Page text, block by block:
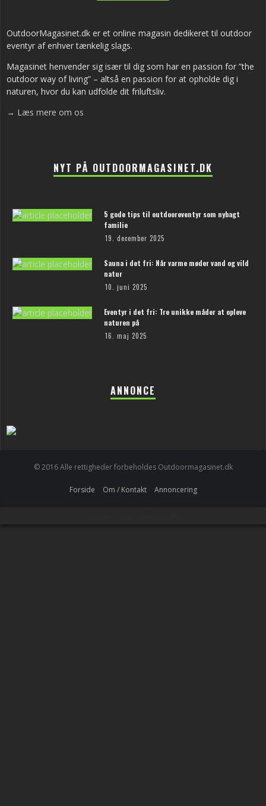
OutdoorMagasinet.dk er et online magasin dedikeret til outdoor
eventyr af enhver tænkelig slags.
Magasinet henvender sig især til dig som har en passion for ”the
outdoor way of living” – altså en passion for at opholde dig i
naturen, hvor du kan udfolde dit friluftsliv.
→ Læs mere om os
NYT PÅ OUTDOORMAGASINET.DK
5 gode tips til outdooreventyr som nybagt
familie
19. december 2025
Sauna i det fri: Når varme møder vand og vild
natur
10. juni 2025
Eventyr i det fri: Tre unikke måder at opleve
naturen på
16. maj 2025
ANNONCE
© 2016 Alle rettigheder forbeholdes Outdoormagasinet.dk
Forside Om / Kontakt Annoncering